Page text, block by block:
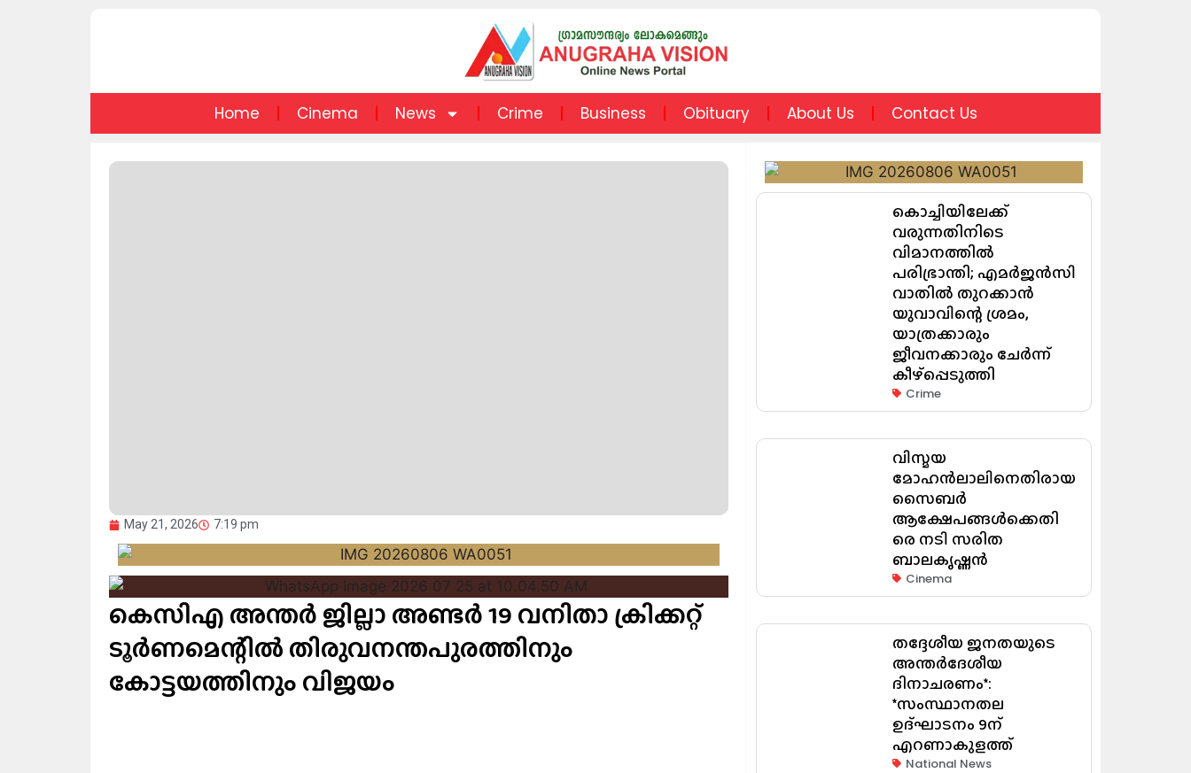
Home Cinema News Crime Business Obituary About Us Contact Us
May 21, 2026 7:19 pm
കെസിഎ അന്തർ ജില്ലാ അണ്ടർ 19 വനിതാ ക്രിക്കറ്റ്
ടൂർണമെന്റിൽ തിരുവനന്തപുരത്തിനും
കോട്ടയത്തിനും വിജയം
കൊച്ചിയിലേക്ക്
വരുന്നതിനിടെ
വിമാനത്തിൽ
പരിഭ്രാന്തി; എമർജൻസി
വാതിൽ തുറക്കാൻ
യുവാവിന്റെ ശ്രമം,
യാത്രക്കാരും
ജീവനക്കാരും ചേർന്ന്
കീഴ്പ്പെടുത്തി
Crime
വിസ്മയ
മോഹൻലാലിനെതിരായ
സൈബർ
ആക്ഷേപങ്ങൾക്കെതി
രെ നടി സരിത
ബാലകൃഷ്ണൻ
Cinema
തദ്ദേശീയ ജനതയുടെ
അന്തർദേശീയ
ദിനാചരണം*:
*സംസ്ഥാനതല
ഉദ്ഘാടനം 9ന്
എറണാകുളത്ത്
National News